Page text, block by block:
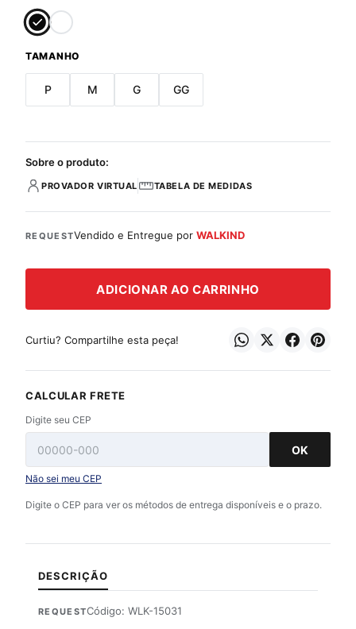
TAMANHO
P M G GG
Sobre o produto:
PROVADOR VIRTUAL TABELA DE MEDIDAS
REQUESTVendido e Entregue porWALKIND
ADICIONAR AO CARRINHO
Curtiu? Compartilhe esta peça!
CALCULAR FRETE
Digite seu CEP
OK
Não sei meu CEP
Digite o CEP para ver os métodos de entrega disponíveis e o prazo.
DESCRIÇÃO
REQUESTCódigo: WLK-15031